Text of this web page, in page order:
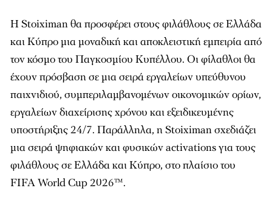
Η Stoiximan θα προσφέρει στους φιλάθλους σε Ελλάδα
και Κύπρο μια μοναδική και αποκλειστική εμπειρία από
τον κόσμο του Παγκοσμίου Κυπέλλου. Οι φίλαθλοι θα
έχουν πρόσβαση σε μια σειρά εργαλείων υπεύθυνου
παιχνιδιού, συμπεριλαμβανομένων οικονομικών ορίων,
εργαλείων διαχείρισης χρόνου και εξειδικευμένης
υποστήριξης 24/7. Παράλληλα, η Stoiximan σχεδιάζει
μια σειρά ψηφιακών και φυσικών activations για τους
φιλάθλους σε Ελλάδα και Κύπρο, στο πλαίσιο του
FIFA World Cup 2026™.